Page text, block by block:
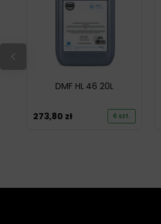
DMF HL 46 20L
273,80 zł 6 szt.